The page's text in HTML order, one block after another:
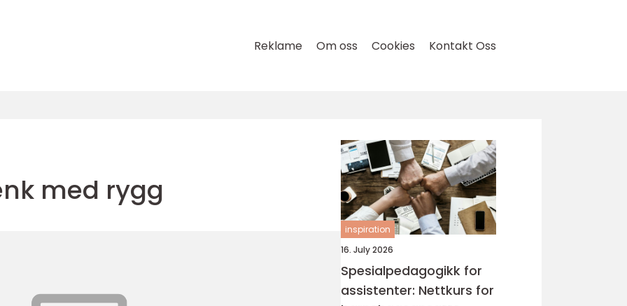
Reklame Om oss Cookies Kontakt Oss
med rygg
inspiration
16. July 2026
Spesialpedagogikk for
assistenter: Nettkurs for